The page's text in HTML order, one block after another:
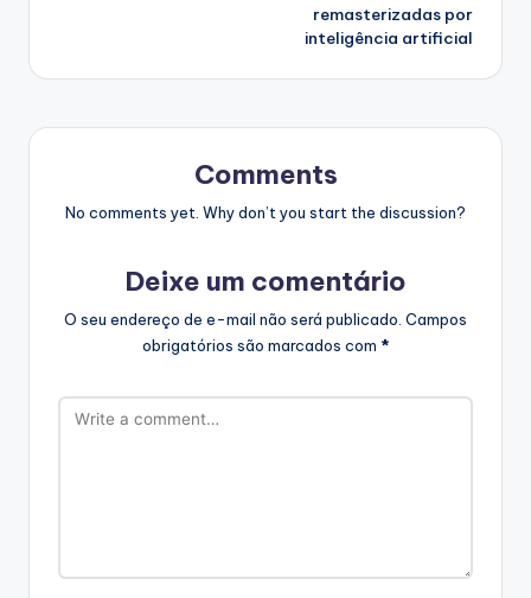
remasterizadas por
inteligência artificial
Comments
No comments yet. Why don’t you start the discussion?
Deixe um comentário
O seu endereço de e-mail não será publicado. Campos
obrigatórios são marcados com *